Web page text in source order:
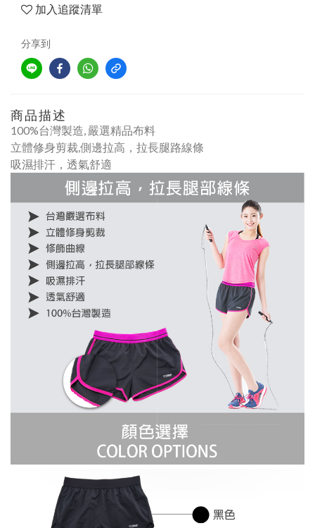
加入追蹤清單
分享到
商品描述
100%台灣製造, 嚴選精品布料
立體修身剪裁,側邊拉高，拉長腿路線條
吸濕排汗，透氣舒適